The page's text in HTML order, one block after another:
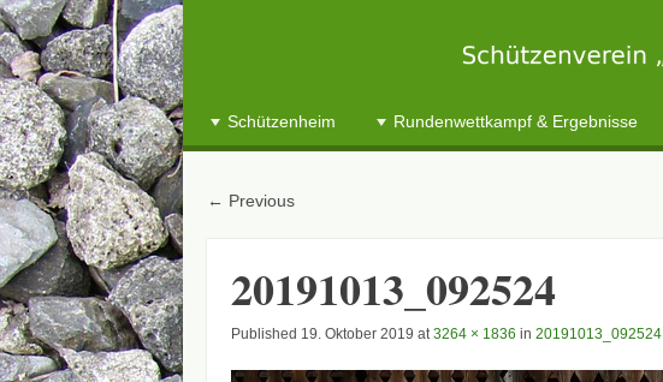
☰Menu
Skip to content
Schützenheim Rundenwettkampf & Ergebnisse
← Previous
20191013_092524
Published 19. Oktober 2019 at3264 × 1836 in 20191013_092524